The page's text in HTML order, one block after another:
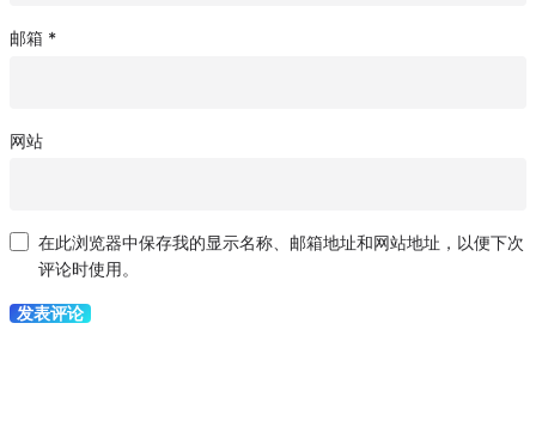
邮箱 *
网站
在此浏览器中保存我的显示名称、邮箱地址和网站地址，以便下次
评论时使用。